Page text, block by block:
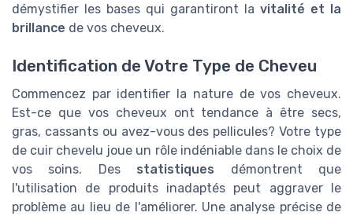
démystifier les bases qui garantiront la vitalité et la
brillance de vos cheveux.
Identification de Votre Type de Cheveu
Commencez par identifier la nature de vos cheveux.
Est-ce que vos cheveux ont tendance à être secs,
gras, cassants ou avez-vous des pellicules? Votre type
de cuir chevelu joue un rôle indéniable dans le choix de
vos soins. Des statistiques démontrent que
l'utilisation de produits inadaptés peut aggraver le
problème au lieu de l'améliorer. Une analyse précise de